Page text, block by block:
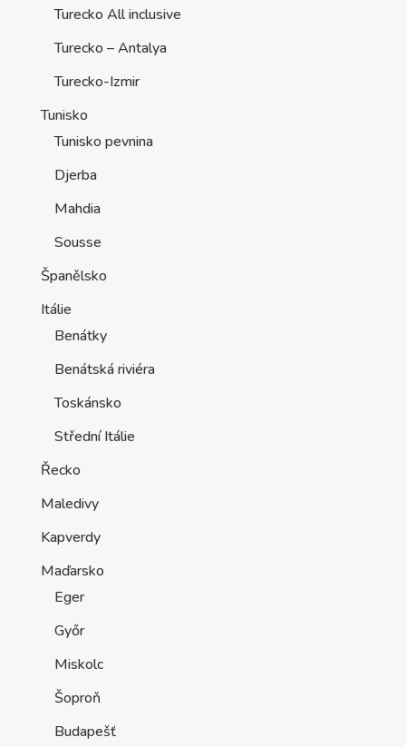
Turecko All inclusive
Turecko – Antalya
Turecko-Izmir
Tunisko
Tunisko pevnina
Djerba
Mahdia
Sousse
Španělsko
Itálie
Benátky
Benátská riviéra
Toskánsko
Střední Itálie
Řecko
Maledivy
Kapverdy
Maďarsko
Eger
Győr
Miskolc
Šoproň
Budapešť